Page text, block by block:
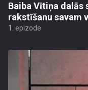
Baiba Vītiņa dalās
rakstīšanu savam
1. epizode